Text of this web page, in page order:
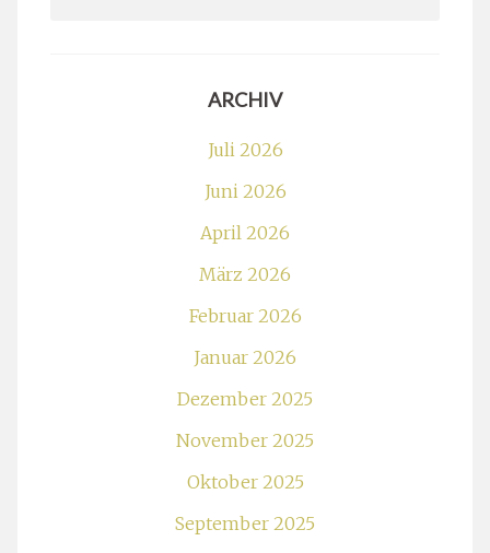
ARCHIV
Juli 2026
Juni 2026
April 2026
März 2026
Februar 2026
Januar 2026
Dezember 2025
November 2025
Oktober 2025
September 2025